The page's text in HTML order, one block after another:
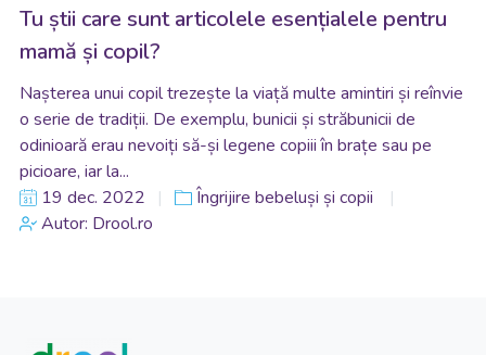
Tu știi care sunt articolele esențialele pentru
mamă și copil?
Nașterea unui copil trezește la viață multe amintiri și reînvie
o serie de tradiții. De exemplu, bunicii și străbunicii de
odinioară erau nevoiți să-și legene copiii în brațe sau pe
picioare, iar la...
19 dec. 2022
Îngrijire bebeluși și copii
Autor: Drool.ro